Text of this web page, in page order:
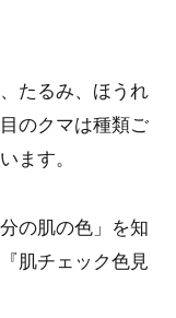
、たるみ、ほうれ
のクマは種類ご
ます。
の肌の色」を知
肌チェック色見